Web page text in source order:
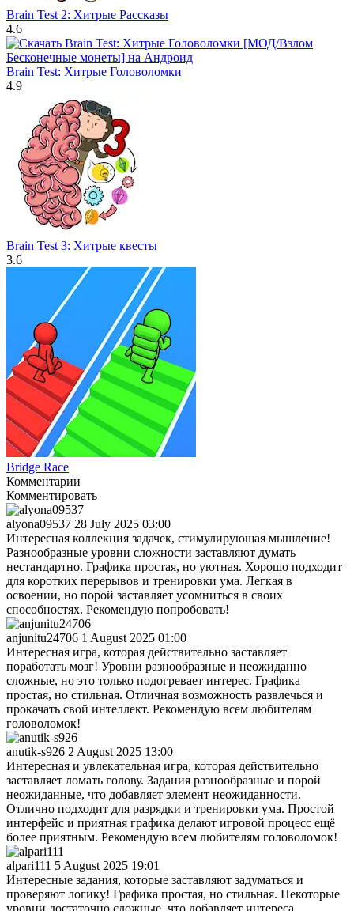
Brain Test 2: Хитрые Рассказы
4.6
Brain Test: Хитрые Головоломки
4.9
Brain Test 3: Xитрые квесты
3.6
Bridge Race
Комментарии
Комментировать
alyona09537 28 July 2025 03:00
Интересная коллекция задачек, стимулирующая мышление!
Разнообразные уровни сложности заставляют думать
нестандартно. Графика простая, но уютная. Хорошо подходит
для коротких перерывов и тренировки ума. Легкая в
освоении, но порой заставляет усомниться в своих
способностях. Рекомендую попробовать!
anjunitu24706 1 August 2025 01:00
Интересная игра, которая действительно заставляет
поработать мозг! Уровни разнообразные и неожиданно
сложные, но это только подогревает интерес. Графика
простая, но стильная. Отличная возможность развлечься и
прокачать свой интеллект. Рекомендую всем любителям
головоломок!
anutik-s926 2 August 2025 13:00
Интересная и увлекательная игра, которая действительно
заставляет ломать голову. Задания разнообразные и порой
неожиданные, что добавляет элемент неожиданности.
Отлично подходит для разрядки и тренировки ума. Простой
интерфейс и приятная графика делают игровой процесс ещё
более приятным. Рекомендую всем любителям головоломок!
alpari111 5 August 2025 19:01
Интересные задания, которые заставляют задуматься и
проверяют логику! Графика простая, но стильная. Некоторые
уровни достаточно сложные, что добавляет интереса.